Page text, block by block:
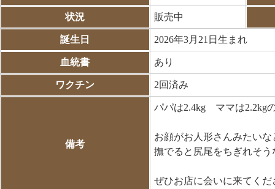
状況 販売中
誕生日 2026年3月21日生まれ
血統書 あり
ワクチン 2回済み
備考
パパは2.4kg ママは2.2kg
お顔がお人形さんみたい
撫でると尻尾をちぎれそ
ぜひお店に会いに来てくだ